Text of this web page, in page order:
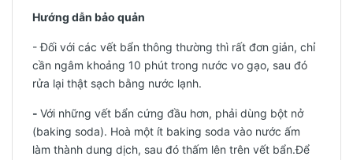
Hướng dẫn bảo quản
- Đối với các vết bẩn thông thường thì rất đơn giản, chỉ
cần ngâm khoảng 10 phút trong nước vo gạo, sau đó
rửa lại thật sạch bằng nước lạnh.
- Với những vết bẩn cứng đầu hơn, phải dùng bột nở
(baking soda). Hoà một ít baking soda vào nước ấm
làm thành dung dịch, sau đó thấm lên trên vết bẩn.Để